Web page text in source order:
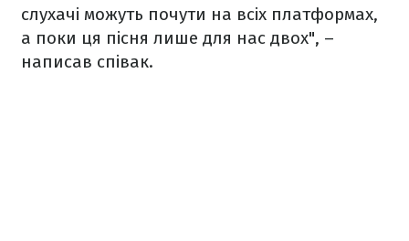
слухачі можуть почути на всіх платформах,
а поки ця пісня лише для нас двох", –
написав співак.